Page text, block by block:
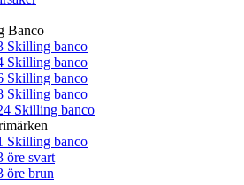
Banco
Skilling banco
Skilling banco
Skilling banco
Skilling banco
Skilling banco
Skilling banco
öre svart
öre brun